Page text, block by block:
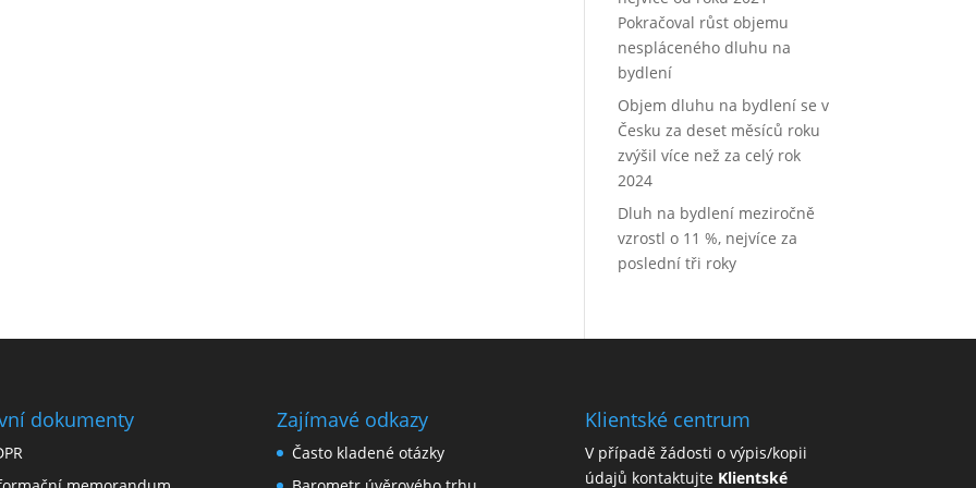
Pokračoval růst objemu
nespláceného dluhu na
bydlení
Objem dluhu na bydlení se v
Česku za deset měsíců roku
zvýšil více než za celý rok
2024
Dluh na bydlení meziročně
vzrostl o 11 %, nejvíce za
poslední tři roky
dokumenty Zajímavé odkazy
Často kladené otázky
Klientské centrum
V případě žádosti o výpis/kopii
údajů kontaktujte Klientské